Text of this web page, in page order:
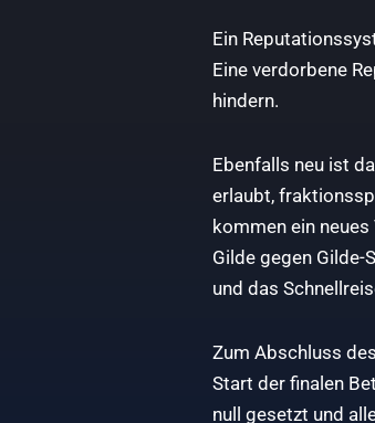
Ein
Eine verdorbene
hindern.
Ebenfalls neu ist
erlaubt,
kommen ein
Gilde gegen
und das
Zum Abschluss
Start der finalen
null gesetzt und